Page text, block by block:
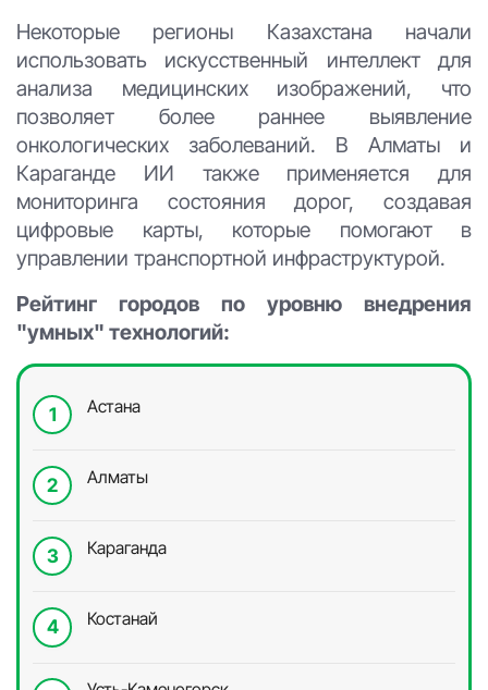
Некоторые регионы Казахстана начали
использовать искусственный интеллект для
анализа медицинских изображений, что
позволяет более раннее выявление
онкологических заболеваний. В Алматы и
Караганде ИИ также применяется для
мониторинга состояния дорог, создавая
цифровые карты, которые помогают в
управлении транспортной инфраструктурой.
Рейтинг городов по уровню внедрения
"умных" технологий:
Астана
Алматы
Караганда
Костанай